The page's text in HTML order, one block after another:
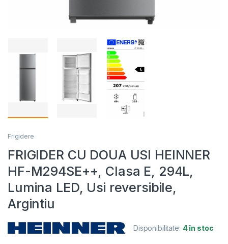
Frigidere
FRIGIDER CU DOUA USI HEINNER
HF-M294SE++, Clasa E, 294L,
Lumina LED, Usi reversibile,
Argintiu
Disponibilitate: 4 în stoc